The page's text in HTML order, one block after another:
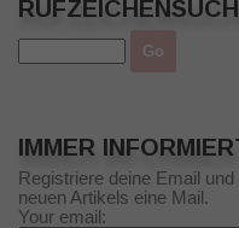
IMMER
Registriere deine Email
neuen Artikels eine Mail.
Your email: